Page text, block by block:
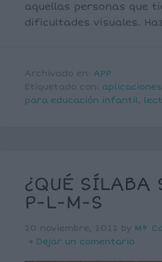
aquellas personas que
dificultades visuales.
Archivado en: APP
Etiquetado con:
para educación infantil,
¿QUÉ SÍLABA
P-L-M-S
20 noviembre, 2022 by Mª
Dejar un comentario